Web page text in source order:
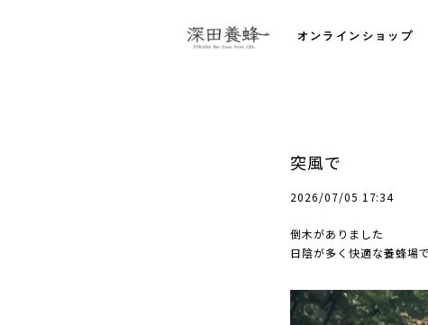
オンラインショップ
突風で
2026/07/05 17:34
倒木がありました
日陰が多く快適な養蜂場